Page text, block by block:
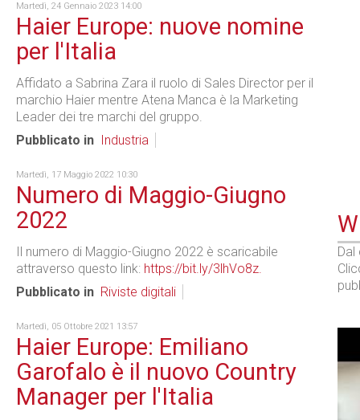
Martedì, 24 Gennaio 2023 14:00
Haier Europe: nuove nomine
per l'Italia
Affidato a Sabrina Zara il ruolo di Sales Director per il
marchio Haier mentre Atena Manca è la Marketing
Leader dei tre marchi del gruppo.
Pubblicato in
Industria
Martedì, 17 Maggio 2022 10:30
Numero di Maggio-Giugno
2022
Il numero di Maggio-Giugno 2022 è scaricabile
attraverso questo link: https://bit.ly/3lhVo8z.
Pubblicato in Riviste digitali
Martedì, 05 Ottobre 2021 13:57
Haier Europe: Emiliano
Garofalo è il nuovo Country
Manager per l'Italia